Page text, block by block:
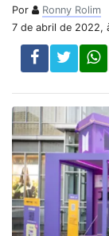
Por
Ronny Rolim
7 de abril de 2022,